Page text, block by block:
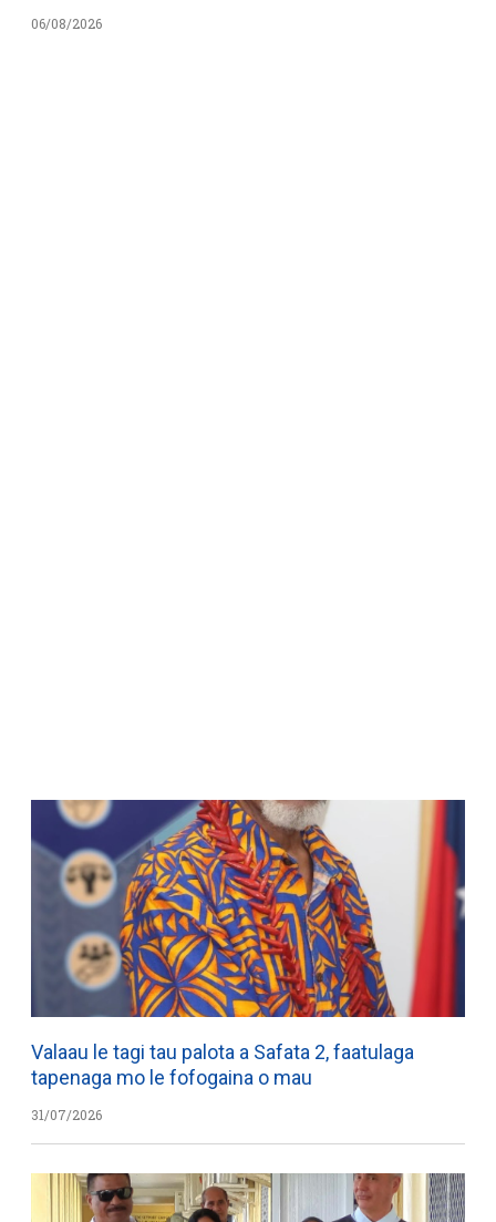
06/08/2026
Valaau le tagi tau palota a Safata 2, faatulaga
tapenaga mo le fofogaina o mau
31/07/2026